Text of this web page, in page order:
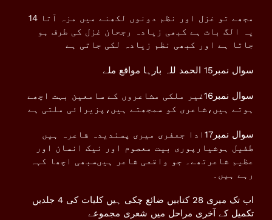
14 مجھے تو غزل اور نظم دونوں لکھنے میں مزہ آتا
یہ الگ بات ہے کبھی زیادہ رجحان غزل کی طرف ہو
جاتا ہے اور کبھی نظم زیادہ لکی جاتی ہے
سوال نمبر15 الحمد للہ بارہا مواقع ملے
سوال نمبر16غیر ملکی مشاعروں کے سامعین بہت اچھے
ہوتے ہیں،شاعری کو سمجھتے ہیں،پزیرائی ملتی ہے
سوال نمبر17ادا جعفری میری پسندیدہ شاعرہ ہیں
طفیل ہوشیارپوری بیت معصوم اور نیک انسان اور
عظیم شاعرتھے۔ جو واقعی شاعر ہیںسبھی اچھا کہہ
رہے ہیں۔
اب تک میری 28 کتابیں ضائع چکی ہیں کلیات کی 4 جلدیں
تکمیل کے آخری مراحل میں شعری مجموعے